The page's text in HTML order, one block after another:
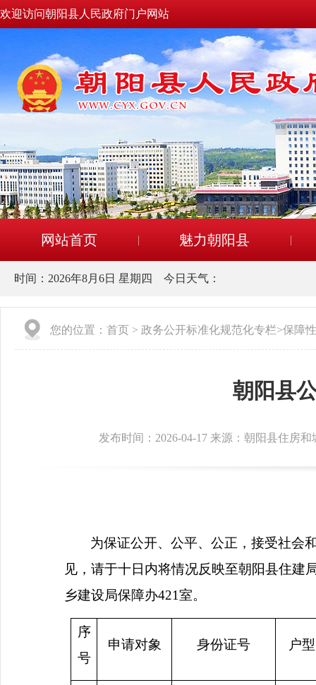
欢迎访问朝阳县人民政府门户网站
网站首页 魅力朝阳县
时间： 2026年8月6日 星期四 今日天气：
您的位置： 首页 > 政务公开标准化规范化专栏>保障
朝阳县
发布时间：2026-04-17 来源：朝阳县住房
为保证公开、公平、公正，接受社会
见，请于十日内将情况反映至朝阳县住建
乡建设局保障办421室。
序
号
申请对象 身份证号 户型